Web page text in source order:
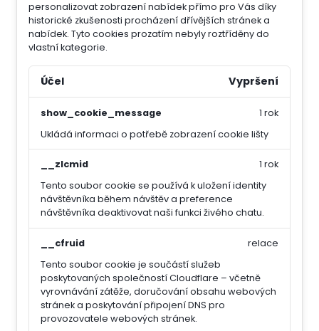
personalizovat zobrazení nabídek přímo pro Vás díky
historické zkušenosti procházení dřívějších stránek a
nabídek. Tyto cookies prozatím nebyly roztříděny do
vlastní kategorie.
Účel Vypršení
show_cookie_message
Ukládá informaci o potřebě zobrazení cookie lišty
1 rok
__zlcmid
Tento soubor cookie se používá k uložení identity
návštěvníka během návštěv a preference
návštěvníka deaktivovat naši funkci živého chatu.
1 rok
__cfruid
Tento soubor cookie je součástí služeb
poskytovaných společností Cloudflare – včetně
vyrovnávání zátěže, doručování obsahu webových
stránek a poskytování připojení DNS pro
provozovatele webových stránek.
relace